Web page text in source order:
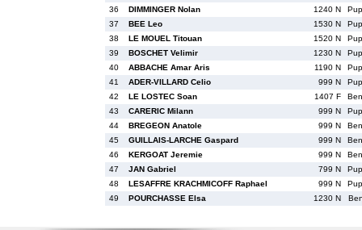
36
DIMMINGER Nolan 1240 N
37
BEE Leo 1530 N
38
LE MOUEL Titouan 1520 N
39
BOSCHET Velimir 1230 N
40
ABBACHE Amar Aris 1190 N
41
ADER-VILLARD Celio 999 N
42
LE LOSTEC Soan 1407 F
43
CARERIC Milann 999 N
44
BREGEON Anatole 999 N
45
GUILLAIS-LARCHE Gaspard 999 N
46
KERGOAT Jeremie 999 N
47
JAN Gabriel 799 N
48
LESAFFRE KRACHMICOFF Raphael 999 N
49
POURCHASSE Elsa 1230 N